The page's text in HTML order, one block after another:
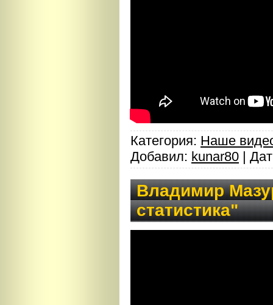
Категория: Наше
Добавил: kunar80 |
Владимир
статистика"